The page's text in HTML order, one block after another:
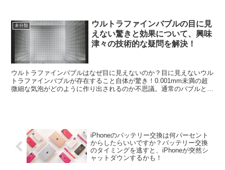
未分類
ウルトラファインバブルの目に見
えない驚きと効果について、興味
津々の技術的な疑問を解決！
ウルトラファインバブルはなぜ目に見えないのか？目に見えないウル
トラファインバブルが存在すること自体が驚き！0.001mm未満の超
微細な気泡がどのように作り出されるのか不思議。通常のバブルとは
iPhoneのバッテリー交換は何パーセント
からしたらいいですか？バッテリー交換
のタイミングを逃すと、iPhoneが突然シ
ャットダウンするかも！